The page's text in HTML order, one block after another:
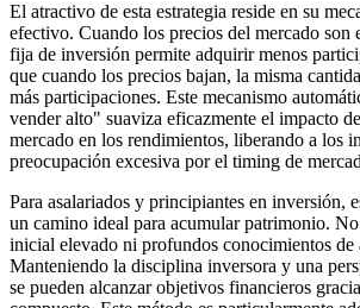
El atractivo de esta estrategia reside en su
efectivo. Cuando los precios del mercado son
fija de inversión permite adquirir menos
que cuando los precios bajan, la misma
más participaciones. Este mecanismo
vender alto" suaviza eficazmente el impacto
mercado en los rendimientos, liberando a los
preocupación excesiva por el timing de
Para asalariados y principiantes en inversión,
un camino ideal para acumular patrimonio.
inicial elevado ni profundos conocimientos de
Manteniendo la disciplina inversora y una
se pueden alcanzar objetivos financieros